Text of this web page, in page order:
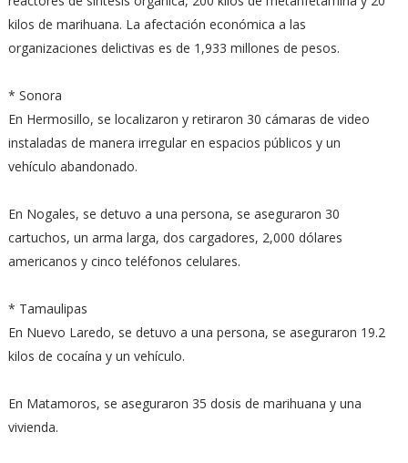
kilos de marihuana. La afectación económica a las
organizaciones delictivas es de 1,933 millones de pesos.
* Sonora
En Hermosillo, se localizaron y retiraron 30 cámaras de video
instaladas de manera irregular en espacios públicos y un
vehículo abandonado.
En Nogales, se detuvo a una persona, se aseguraron 30
cartuchos, un arma larga, dos cargadores, 2,000 dólares
americanos y cinco teléfonos celulares.
* Tamaulipas
En Nuevo Laredo, se detuvo a una persona, se aseguraron 19.2
kilos de cocaína y un vehículo.
En Matamoros, se aseguraron 35 dosis de marihuana y una
vivienda.